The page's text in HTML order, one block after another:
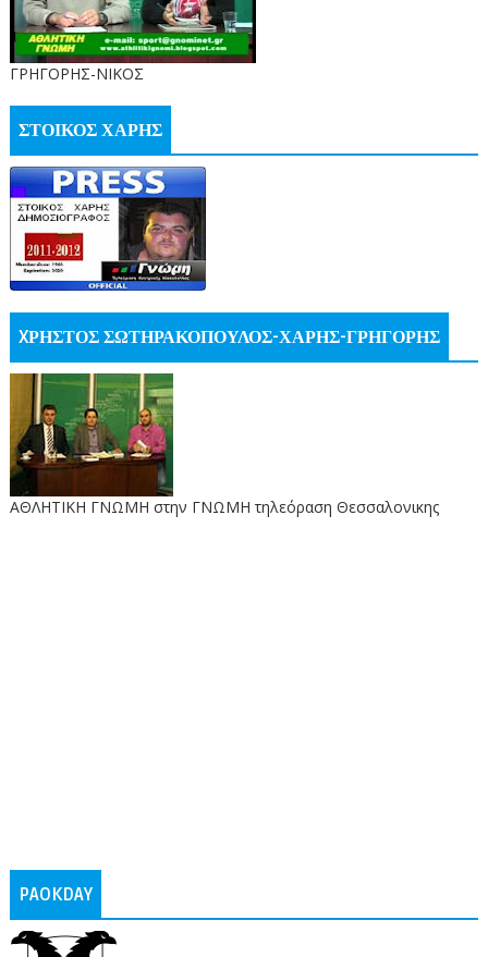
ΓΡΗΓΟΡΗΣ-ΝΙΚΟΣ
ΣΤΟΙΚΟΣ ΧΑΡΗΣ
XΡΗΣΤΟΣ ΣΩΤΗΡΑΚΟΠΟΥΛΟΣ-ΧΑΡΗΣ-ΓΡΗΓΟΡΗΣ
ΑΘΛΗΤΙΚΗ ΓΝΩΜΗ στην ΓΝΩΜΗ τηλεόραση Θεσσαλονικης
PAOKDAY